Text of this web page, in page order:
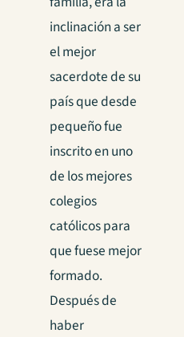
inclinación a ser
el mejor
sacerdote de su
país que desde
pequeño fue
inscrito en uno
de los mejores
colegios
católicos para
que fuese mejor
formado.
Después de
haber